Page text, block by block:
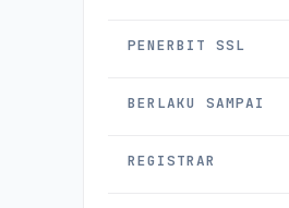
PENERBIT SSL
BERLAKU SAMPAI
REGISTRAR